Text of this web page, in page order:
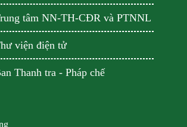
tâm NN-TH-CĐR và PTNNL
viện điện tử
Thanh tra - Pháp chế